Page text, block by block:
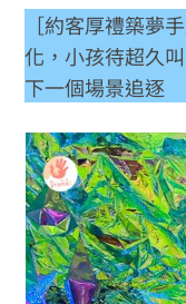
［約客厚禮築夢
化，小孩待超久
下一個場景追逐